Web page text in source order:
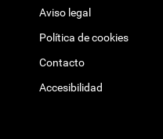
Aviso legal
Política de cookies
Contacto
Accesibilidad